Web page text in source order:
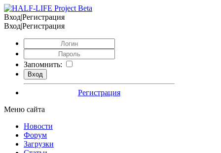
Вход|Регистрация
Вход|Регистрация
Запомнить:
Регистрация
Меню сайта
Новости
Форум
Загрузки